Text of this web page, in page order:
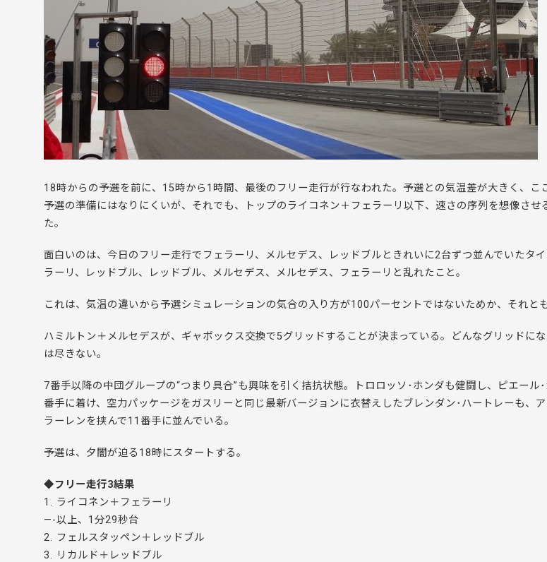
18時からの予選を前に、15時から1時間、最後のフリー走行が行なわれた。予選との気温差が大きく、こ
予選の準備にはなりにくいが、それでも、トップのライコネン＋フェラーリ以下、速さの序列を想像させ
た。
面白いのは、今日のフリー走行でフェラーリ、メルセデス、レッドブルときれいに2台ずつ並んでいたタ
ラーリ、レッドブル、レッドブル、メルセデス、メルセデス、フェラーリと乱れたこと。
これは、気温の違いから予選シミュレーションの気合の入り方が100パーセントではないためか、それと
ハミルトン＋メルセデスが、ギャボックス交換で5グリッドすることが決まっている。どんなグリッドに
は尽きない。
7番手以降の中団グループの“つまり具合”も興味を引く拮抗状態。トロロッソ･ホンダも健闘し、ピエール
番手に着け、空力パッケージをガスリーと同じ最新バージョンに衣替えしたブレンダン･ハートレーも、
ラーレンを挟んで11番手に並んでいる。
予選は、夕闇が迫る18時にスタートする。
◆フリー走行3結果
1. ライコネン＋フェラーリ
—-以上、1分29秒台
2. フェルスタッペン＋レッドブル
3. リカルド＋レッドブル